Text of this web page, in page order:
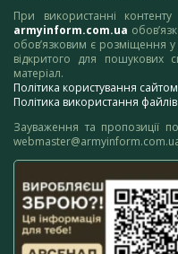
При використанні
armyinform.com.ua
обов’язковим є розміщення
відкритого для пошукових
матеріал.
Політика користування
Політика використання
Зауваження та пропозиції